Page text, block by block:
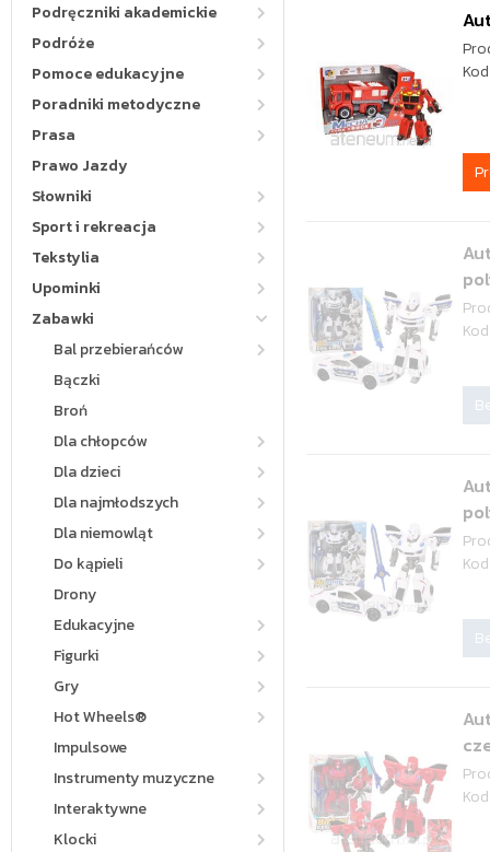
Podręczniki akademickie
Podróże
Pomoce edukacyjne
Poradniki metodyczne
Prasa
Prawo Jazdy
Słowniki
Sport i rekreacja
Tekstylia
Upominki
Zabawki
Bal przebierańców
Bączki
Broń
Dla chłopców
Dla dzieci
Dla najmłodszych
Dla niemowląt
Do kąpieli
Drony
Edukacyjne
Figurki
Gry
Hot Wheels®
Impulsowe
Instrumenty muzyczne
Interaktywne
Klocki